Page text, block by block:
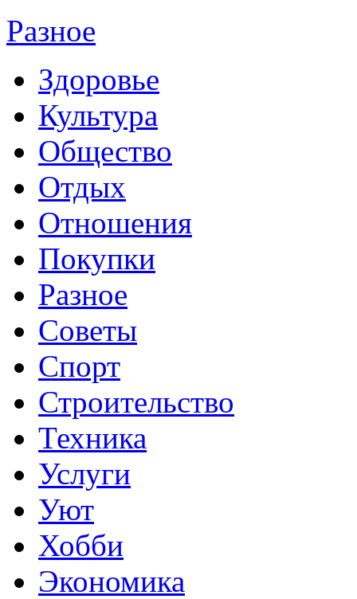
Разное
Здоровье
Культура
Общество
Отдых
Отношения
Покупки
Разное
Советы
Спорт
Строительство
Техника
Услуги
Уют
Хобби
Экономика